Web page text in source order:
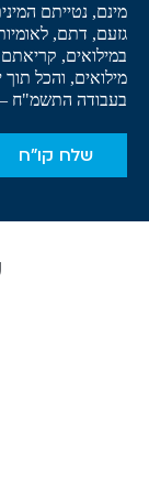
מינם, נטייתם
גזעם, דתם,
במילואים,
מילואים, והכל תוך
בעבודה התשמ"ח – 1988.
שלח קו"ח